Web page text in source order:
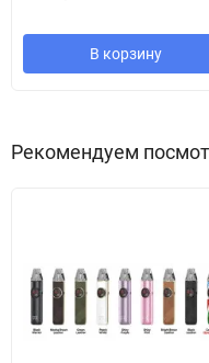
Сенсорна система
розблокувати легким
забезпечує чистий
не лише
використанні.
Знімний 810-
стилістику та
В корзину
Рекомендуем